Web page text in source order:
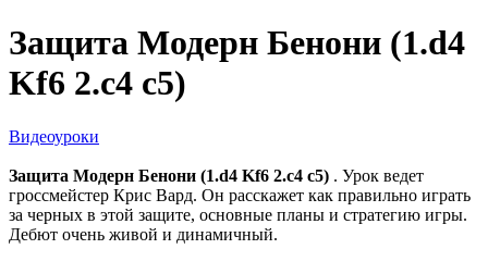
Защита Модерн Бенони (1.d4
Kf6 2.c4 c5)
Видеоуроки
Защита Модерн Бенони (1.d4 Kf6 2.c4 c5) . Урок ведет
гроссмейстер Крис Вард. Он расскажет как правильно играть
за черных в этой защите, основные планы и стратегию игры.
Дебют очень живой и динамичный.